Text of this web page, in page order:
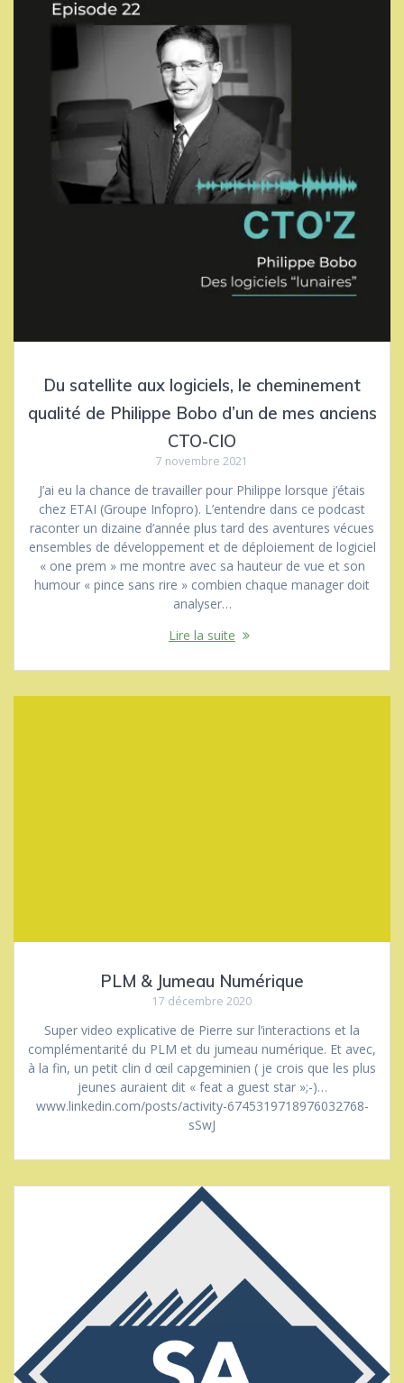
Du satellite aux logiciels, le cheminement
qualité de Philippe Bobo d’un de mes anciens
CTO-CIO
7 novembre 2021
J’ai eu la chance de travailler pour Philippe lorsque j’étais
chez ETAI (Groupe Infopro). L’entendre dans ce podcast
raconter un dizaine d’année plus tard des aventures vécues
ensembles de développement et de déploiement de logiciel
« one prem » me montre avec sa hauteur de vue et son
humour « pince sans rire » combien chaque manager doit
analyser…
Lire la suite
PLM & Jumeau Numérique
17 décembre 2020
Super video explicative de Pierre sur l’interactions et la
complémentarité du PLM et du jumeau numérique. Et avec,
à la fin, un petit clin d œil capgeminien ( je crois que les plus
jeunes auraient dit « feat a guest star »;-)…
www.linkedin.com/posts/activity-6745319718976032768-
sSwJ